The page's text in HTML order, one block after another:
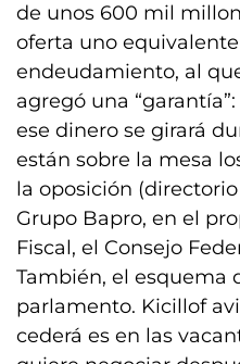
de unos 600 mil
oferta uno equivalente
endeudamiento, al
agregó una
ese dinero se girará
están sobre la mesa
la oposición
Grupo Bapro, en el
Fiscal, el Consejo
También, el esquema
parlamento. Kicillof
cederá es en las